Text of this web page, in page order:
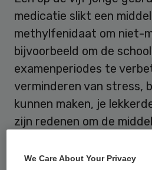
medicatie slikt een
methylfenidaat om niet-
bijvoorbeeld om de
examenperiodes te
verminderen van stress,
kunnen maken, je
zijn redenen om de
We Care About Your Privacy